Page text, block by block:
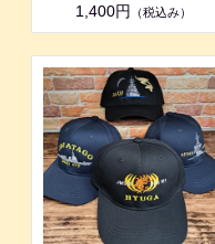
1,400円
（税込み）